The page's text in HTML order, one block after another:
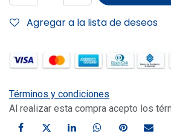
Agregar a la lista de deseos
Términos y condiciones
Al realizar esta compra acepto los